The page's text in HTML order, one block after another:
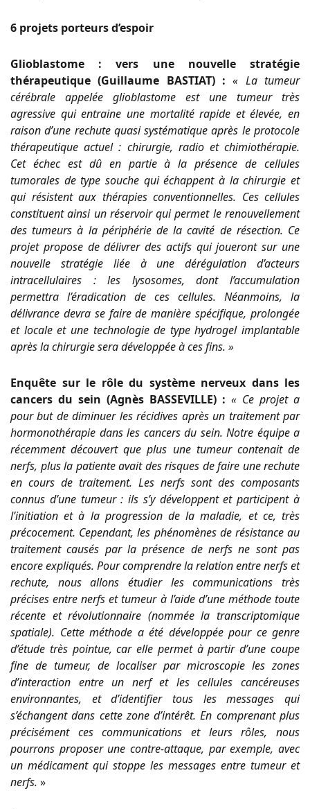
6 projets porteurs d’espoir
Glioblastome : vers une nouvelle stratégie
thérapeutique (Guillaume BASTIAT) : « La tumeur
cérébrale appelée glioblastome est une tumeur très
agressive qui entraine une mortalité rapide et élevée, en
raison d’une rechute quasi systématique après le protocole
thérapeutique actuel : chirurgie, radio et chimiothérapie.
Cet échec est dû en partie à la présence de cellules
tumorales de type souche qui échappent à la chirurgie et
qui résistent aux thérapies conventionnelles. Ces cellules
constituent ainsi un réservoir qui permet le renouvellement
des tumeurs à la périphérie de la cavité de résection. Ce
projet propose de délivrer des actifs qui joueront sur une
nouvelle stratégie liée à une dérégulation d’acteurs
intracellulaires : les lysosomes, dont l’accumulation
permettra l’éradication de ces cellules. Néanmoins, la
délivrance devra se faire de manière spécifique, prolongée
et locale et une technologie de type hydrogel implantable
après la chirurgie sera développée à ces fins. »
Enquête sur le rôle du système nerveux dans les
cancers du sein (Agnès BASSEVILLE) : « Ce projet a
pour but de diminuer les récidives après un traitement par
hormonothérapie dans les cancers du sein. Notre équipe a
récemment découvert que plus une tumeur contenait de
nerfs, plus la patiente avait des risques de faire une rechute
en cours de traitement. Les nerfs sont des composants
connus d’une tumeur : ils s’y développent et participent à
l’initiation et à la progression de la maladie, et ce, très
précocement. Cependant, les phénomènes de résistance au
traitement causés par la présence de nerfs ne sont pas
encore expliqués. Pour comprendre la relation entre nerfs et
rechute, nous allons étudier les communications très
précises entre nerfs et tumeur à l’aide d’une méthode toute
récente et révolutionnaire (nommée la transcriptomique
spatiale). Cette méthode a été développée pour ce genre
d’étude très pointue, car elle permet à partir d’une coupe
fine de tumeur, de localiser par microscopie les zones
d’interaction entre un nerf et les cellules cancéreuses
environnantes, et d’identifier tous les messages qui
s’échangent dans cette zone d’intérêt. En comprenant plus
précisément ces communications et leurs rôles, nous
pourrons proposer une contre-attaque, par exemple, avec
un médicament qui stoppe les messages entre tumeur et
nerfs. »